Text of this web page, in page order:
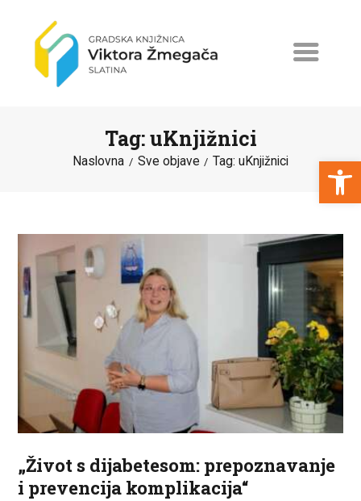
Open toolbar
Tag: uKnjižnici
Naslovna Sve objave Tag: uKnjižnici
NOVOSTI
ERASMUS+
PROGRAMI I PROJEKTI
KATALOG
O KNJIŽNICI
ZA KORISNIKE
ODJELI
DOKUMENTI
KONTAKT
„Život s dijabetesom: prepoznavanje
i prevencija komplikacija“